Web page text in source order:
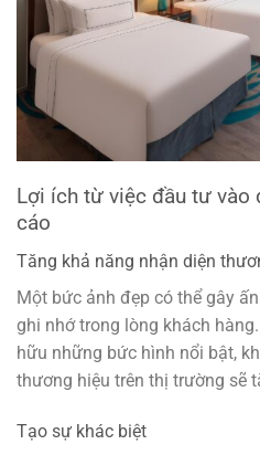
Lợi ích từ việc đầu tư vào
cáo
Tăng khả năng nhận diện
Một bức ảnh đẹp có thể gây
ghi nhớ trong lòng khách
hữu những bức hình nổi bật,
thương hiệu trên thị trường sẽ
Tạo sự khác biệt